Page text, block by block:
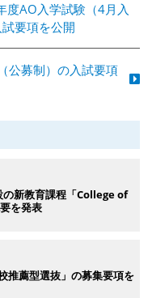
度AO入学試験（4月入
要項を公開
公募制）の入試要項
の新教育課程「College of
を発表
推薦型選抜」の募集要項を